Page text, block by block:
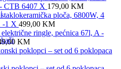
CTB 6407 X 179,00 KM
ploča, 6800W, 4
-1 X 499,00 KM
ringle, pećnica 67l, A -
KM